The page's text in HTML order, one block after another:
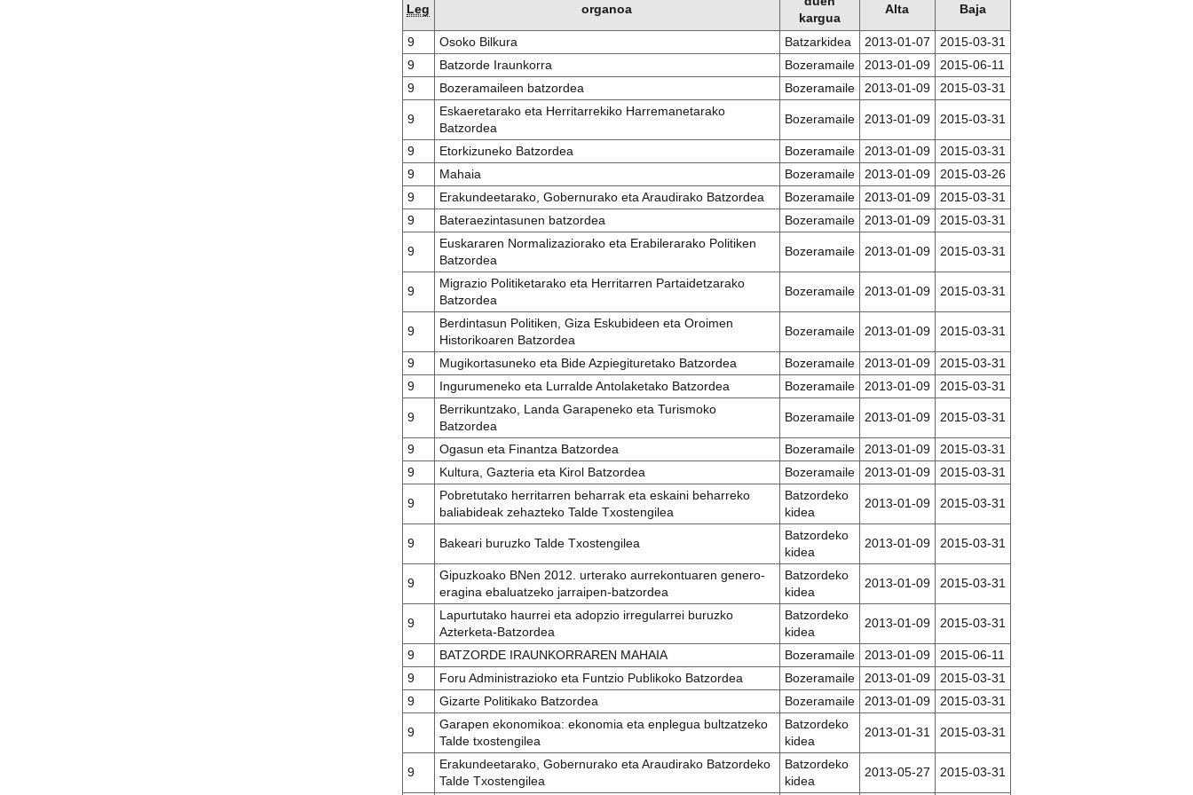
Leg organoa
kargua
Alta Baja
9 Osoko Bilkura Batzarkidea 2013-01-07
2015-03-31
9
Batzorde Iraunkorra Bozeramaile 2013-01-09
2015-06-11
9
Bozeramaileen batzordea Bozeramaile 2013-01-09 2015-03-31
9
Eskaeretarako eta Herritarrekiko Harremanetarako
Batzordea
Bozeramaile 2013-01-09 2015-03-31
9 Etorkizuneko Batzordea Bozeramaile 2013-01-09
2015-03-31
9
Mahaia Bozeramaile 2013-01-09
2015-03-26
9
Erakundeetarako, Gobernurako eta Araudirako Batzordea Bozeramaile 2013-01-09
2015-03-31
9
Bateraezintasunen batzordea Bozeramaile 2013-01-09 2015-03-31
9
Euskararen Normalizaziorako eta Erabilerarako Politiken
Batzordea
Bozeramaile 2013-01-09 2015-03-31
9
Migrazio Politiketarako eta Herritarren Partaidetzarako
Batzordea
Bozeramaile 2013-01-09 2015-03-31
9
Berdintasun Politiken, Giza Eskubideen eta Oroimen
Historikoaren Batzordea
Bozeramaile 2013-01-09 2015-03-31
9 Mugikortasuneko eta Bide Azpiegituretako Batzordea Bozeramaile 2013-01-09
2015-03-31
9
Ingurumeneko eta Lurralde Antolaketako Batzordea Bozeramaile 2013-01-09 2015-03-31
9
Berrikuntzako, Landa Garapeneko eta Turismoko
Batzordea
Bozeramaile 2013-01-09 2015-03-31
9 Ogasun eta Finantza Batzordea Bozeramaile 2013-01-09
2015-03-31
9
Kultura, Gazteria eta Kirol Batzordea Bozeramaile 2013-01-09 2015-03-31
9
Pobretutako herritarren beharrak eta eskaini beharreko
baliabideak zehazteko Talde Txostengilea
Batzordeko
kidea
2013-01-09 2015-03-31
9 Bakeari buruzko Talde Txostengilea
Batzordeko
kidea
2013-01-09 2015-03-31
9
Gipuzkoako BNen 2012. urterako aurrekontuaren genero-
eragina ebaluatzeko jarraipen-batzordea
Batzordeko
kidea
2013-01-09 2015-03-31
9
Lapurtutako haurrei eta adopzio irregularrei buruzko
Azterketa-Batzordea
Batzordeko
kidea
2013-01-09 2015-03-31
9 BATZORDE IRAUNKORRAREN MAHAIA Bozeramaile 2013-01-09
2015-06-11
9
Foru Administrazioko eta Funtzio Publikoko Batzordea Bozeramaile 2013-01-09
2015-03-31
9
Gizarte Politikako Batzordea Bozeramaile 2013-01-09 2015-03-31
9
Garapen ekonomikoa: ekonomia eta enplegua bultzatzeko
Talde txostengilea
Batzordeko
kidea
2013-01-31 2015-03-31
9
Erakundeetarako, Gobernurako eta Araudirako Batzordeko
Talde Txostengilea
Batzordeko
kidea
2013-05-27 2015-03-31